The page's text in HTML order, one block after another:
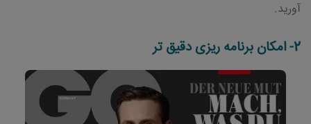
آورید.
2- امکان برنامه ریزی دقیق تر